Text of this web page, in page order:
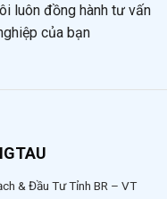
luôn đồng hành tư vấn
của bạn
& Đầu Tư Tỉnh BR – VT